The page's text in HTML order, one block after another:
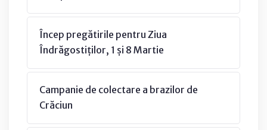
Încep pregătirile pentru Ziua
Îndrăgostiților, 1 și 8 Martie
Campanie de colectare a brazilor de
Crăciun